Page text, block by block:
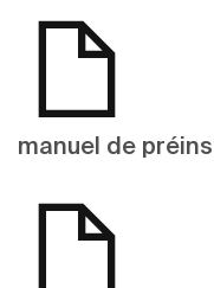
manuel de